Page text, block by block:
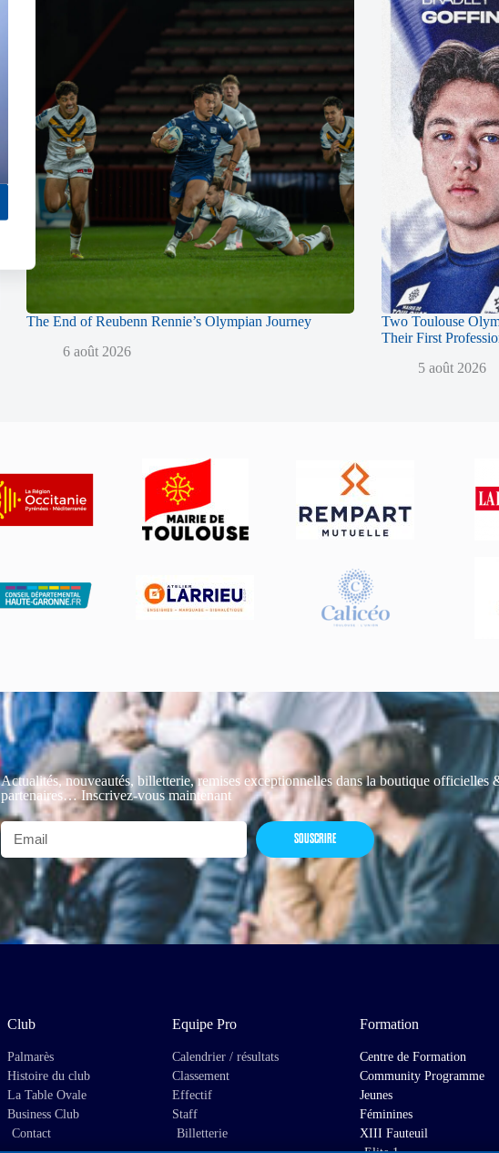
The End of Reubenn Rennie’s Olympian Journey
6 août 2026
Two Toulouse
Their First
5 août 2026
Actualités, nouveautés, billetterie, remises exceptionnelles dans la boutique officielles
partenaires… Inscrivez-vous maintenant
SOUSCRIRE
Club
Palmarès
Histoire du club
La Table Ovale
Business Club
Contact
Equipe Pro
Calendrier / résultats
Classement
Effectif
Staff
Billetterie
Formation
Centre de Formation
Community Programme
Jeunes
Féminines
XIII Fauteuil